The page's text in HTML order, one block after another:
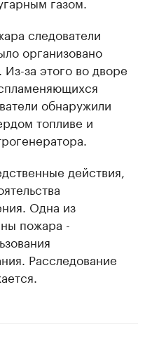
следователи
организовано
за этого во дворе
обнаружили
топливе и
действия,
Одна из
пожара -
Расследование